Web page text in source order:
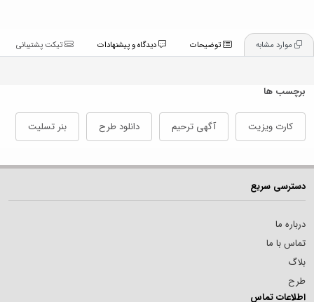
توضیحات تیکت پشتیبانی
برچسب ها
کارت ویزیت آگهی ترحیم دانلود طرح بنر تسلیت
دسترسی سریع
درباره ما
تماس با ما
بلاگ
طرح
اطلاعات تماس